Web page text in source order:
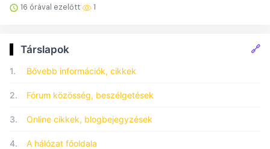
16 órával ezelőtt 1
Társlapok 🔗
1. Bővebb információk, cikkek
2. Fórum közösség, beszélgetések
3. Online cikkek, blogbejegyzések
4. A hálózat főoldala